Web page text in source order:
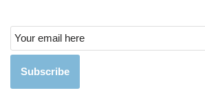
Subscribe